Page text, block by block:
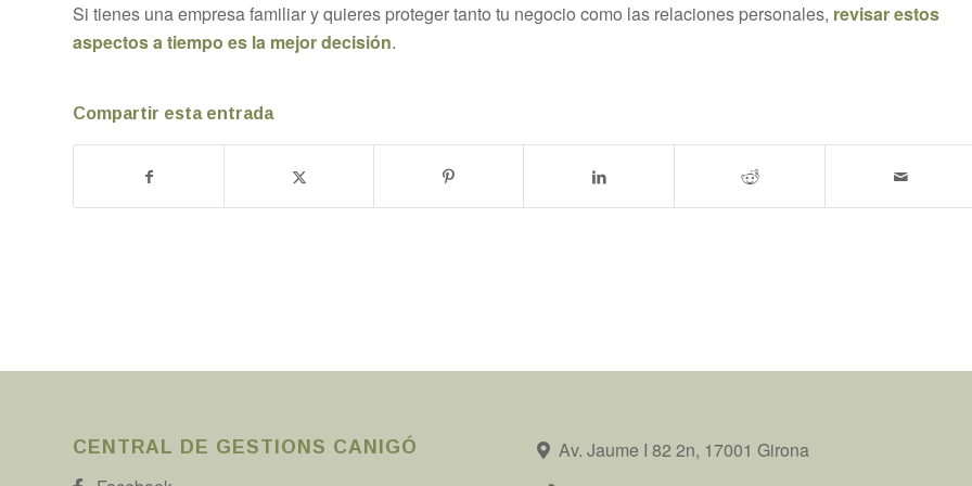
Si tienes una empresa familiar y quieres proteger tanto tu negocio como las relaciones personales, revisar estos
aspectos a tiempo es la mejor decisión.
Compartir esta entrada
CENTRAL DE GESTIONS CANIGÓ
Av. Jaume I 82 2n, 17001 Girona